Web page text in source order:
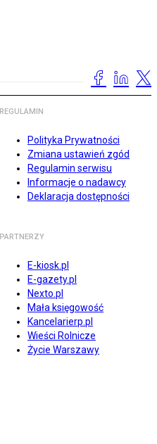
REGULAMIN
Polityka Prywatności
Zmiana ustawień zgód
Regulamin serwisu
Informacje o nadawcy
Deklaracja dostępności
PARTNERZY
E-kiosk.pl
E-gazety.pl
Nexto.pl
Mała księgowość
Kancelarierp.pl
Wieści Rolnicze
Życie Warszawy